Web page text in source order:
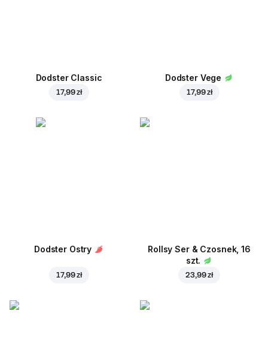
Dodster Classic
17,99 zł
Dodster Vege
17,99 zł
Dodster Ostry
17,99 zł
Rollsy Ser & Czosnek, 16
szt.
23,99 zł